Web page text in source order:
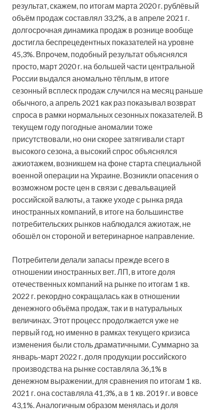
результат, скажем, по итогам марта 2020 г. рублёвый
объём продаж составлял 33,2%, а в апреле 2021 г.
долгосрочная динамика продаж в рознице вообще
достигла беспрецедентных показателей на уровне
45,3%. Впрочем, подобный результат объяснялся
просто, март 2020 г. на большей части центральной
России выдался аномально тёплым, в итоге
сезонный всплеск продаж случился на месяц раньше
обычного, а апрель 2021 как раз показывал возврат
спроса в рамки нормальных сезонных показателей. В
текущем году погодные аномалии тоже
присутствовали, но они скорее затягивали старт
высокого сезона, а высокий спрос объяснялся
ажиотажем, возникшем на фоне старта специальной
военной операции на Украине. Возникли опасения о
возможном росте цен в связи с девальвацией
российской валюты, а также уходе с рынка ряда
иностранных компаний, в итоге на большинстве
потребительских рынков наблюдался ажиотаж, не
обошёл он стороной и ветеринарное направление.
Потребители делали запасы прежде всего в
отношении иностранных вет. ЛП, в итоге доля
отечественных компаний на рынке по итогам 1 кв.
2022 г. рекордно сокращалась как в отношении
денежного объёма продаж, так и в натуральных
величинах. Этот процесс продолжается уже не
первый год, но именно в рамках текущего кризиса
изменения были столь драматичными. Суммарно за
январь-март 2022 г. доля продукции российского
производства на рынке составляла 36,1% в
денежном выражении, для сравнения по итогам 1 кв.
2021 г. она составляла 41,3%, а в 1 кв. 2019 г. и вовсе
43,1%. Аналогичным образом менялась и доля